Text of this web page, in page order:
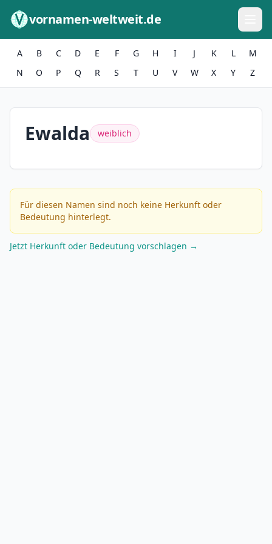
vornamen-weltweit.de
A B C D E F G H I J K L
M
N
O P Q R S T U V W X Y Z
Ewalda weiblich
Für diesen Namen sind noch keine Herkunft oder
Bedeutung hinterlegt.
Jetzt Herkunft oder Bedeutung vorschlagen →